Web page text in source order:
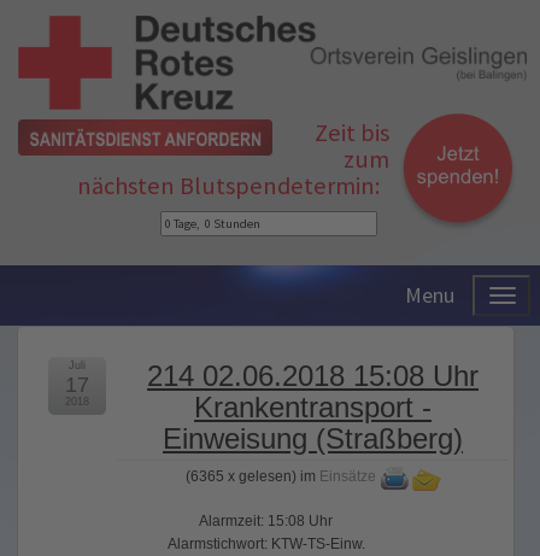
Zeit bis
zum
nächsten Blutspendetermin:
Menu
214 02.06.2018 15:08 Uhr
Krankentransport -
Einweisung (Straßberg)
(6365 x gelesen) im Einsätze
Juli
17
2018
Alarmzeit: 15:08 Uhr
Alarmstichwort: KTW-TS-Einw.